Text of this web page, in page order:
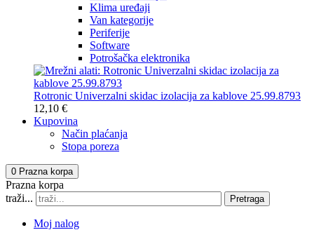
Klima uređaji
Van kategorije
Periferije
Software
Potrošačka elektronika
Rotronic Univerzalni skidac izolacija za kablove 25.99.8793
12,10 €
Kupovina
Način plaćanja
Stopa poreza
0 Prazna korpa
Prazna korpa
traži...
Pretraga
Moj nalog